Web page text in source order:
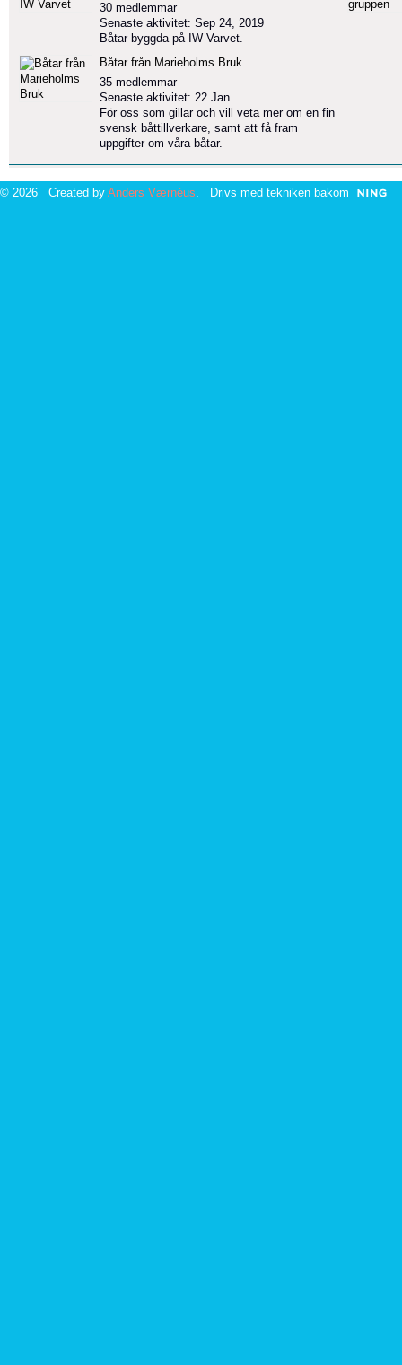
30 medlemmar
Senaste aktivitet: Sep 24, 2019
Båtar byggda på IW Varvet.
Båtar från Marieholms Bruk
35 medlemmar
Senaste aktivitet: 22 Jan
För oss som gillar och vill veta mer om en fin
svensk båttillverkare, samt att få fram
uppgifter om våra båtar.
© 2026 Created by Anders Værnéus. Drivs med tekniken bakom